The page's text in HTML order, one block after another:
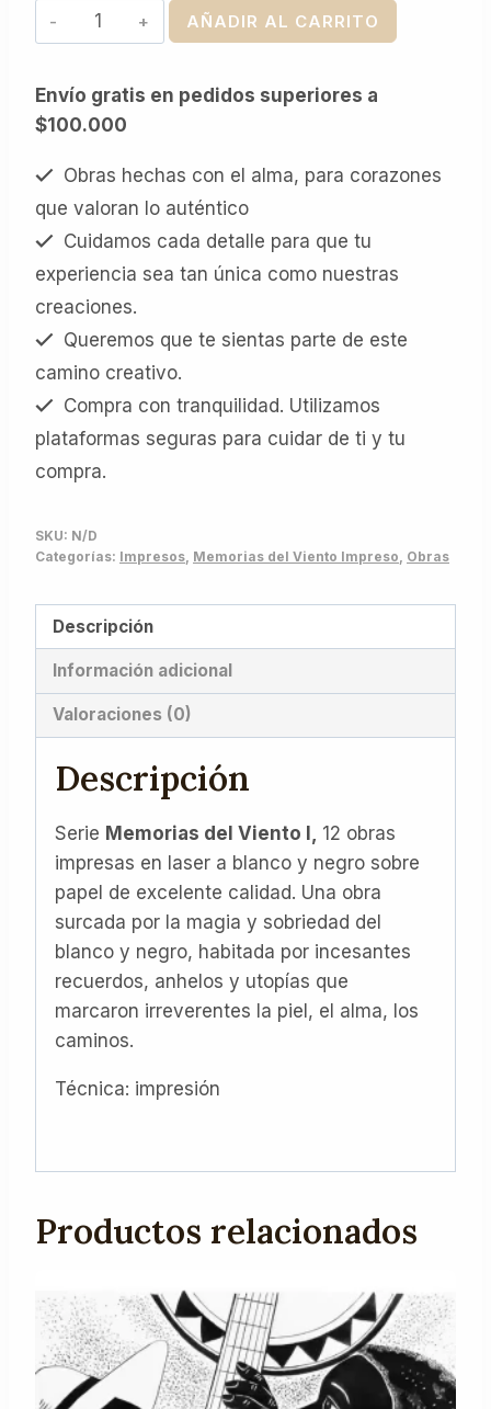
Tambor
-
cantidad
AÑADIR AL CARRITO
Envío gratis en pedidos superiores a
$100.000
Obras hechas con el alma, para corazones
que valoran lo auténtico
Cuidamos cada detalle para que tu
experiencia sea tan única como nuestras
creaciones.
Queremos que te sientas parte de este
camino creativo.
Compra con tranquilidad. Utilizamos
plataformas seguras para cuidar de ti y tu
compra.
SKU: N/D
Categorías: Impresos Memorias del Viento Impreso Obras
Descripción
Información adicional
Valoraciones (0)
Descripción
Serie Memorias del Viento I, 12 obras
impresas en laser a blanco y negro sobre
papel de excelente calidad. Una obra
surcada por la magia y sobriedad del
blanco y negro, habitada por incesantes
recuerdos, anhelos y utopías que
marcaron irreverentes la piel, el alma, los
caminos.
Técnica: impresión
Productos relacionados